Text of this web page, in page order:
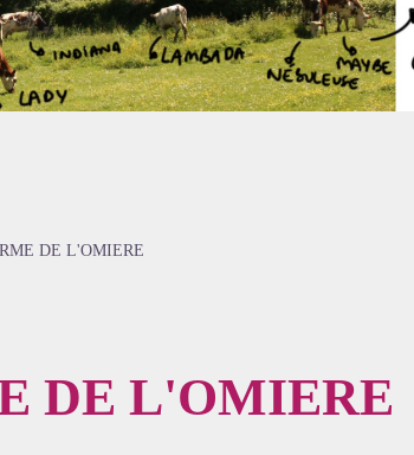
DE L'OMIERE
DE L'OMIERE